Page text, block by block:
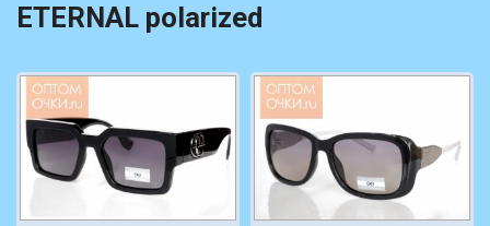
ETERNAL polarized